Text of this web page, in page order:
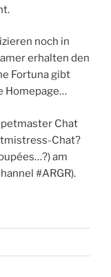
noch in
erhalten den
Fortuna gibt
Homepage…
Chat
Chat?
am
#ARGR).